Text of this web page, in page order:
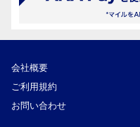
会社概要
ご利用規約
お問い合わせ